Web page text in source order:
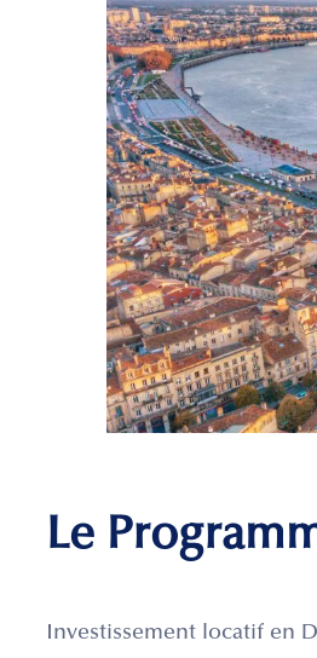
Le
Investissement locatif en